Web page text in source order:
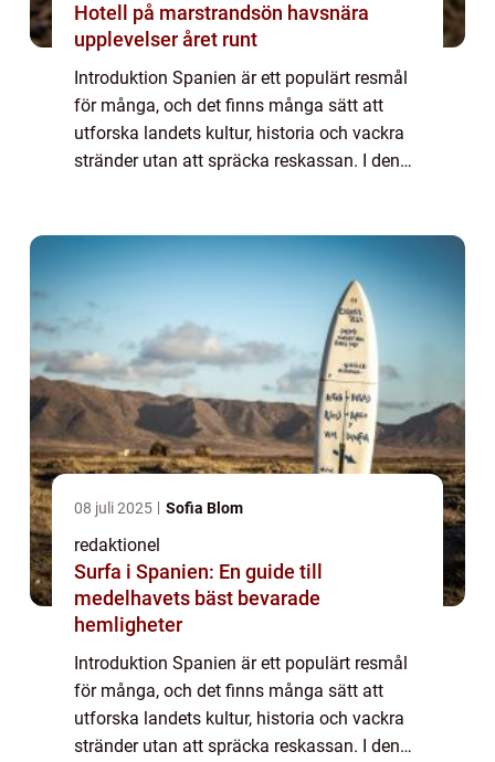
Hotell på marstrandsön havsnära
upplevelser året runt
Introduktion Spanien är ett populärt resmål
för många, och det finns många sätt att
utforska landets kultur, historia och vackra
stränder utan att spräcka reskassan. I denna
08 juli 2025 Sofia Blom
redaktionel
Surfa i Spanien: En guide till
medelhavets bäst bevarade
hemligheter
Introduktion Spanien är ett populärt resmål
för många, och det finns många sätt att
utforska landets kultur, historia och vackra
stränder utan att spräcka reskassan. I denna